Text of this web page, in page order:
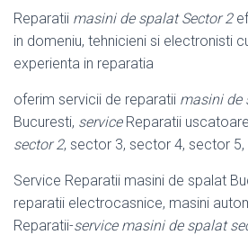
Reparatii masini de spalat Sector 2
in domeniu, tehnicieni si electronisti
experienta in reparatia
oferim servicii de reparatii masini de
Bucuresti, serviceReparatii
sector 2, sector 3, sector 4, sector 5,
Service Reparatii masini de spalat
reparatii electrocasnice, masini
Reparatii-service masini de spalat